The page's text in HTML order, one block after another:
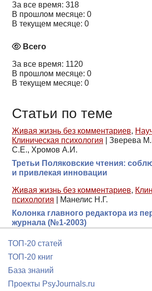
За все время: 318
В прошлом месяце: 0
В текущем месяце: 0
Всего
За все время: 1120
В прошлом месяце: 0
В текущем месяце: 0
Статьи по теме
Живая жизнь без комментариев,
Клиническая психология
Зверева
С.Е., Хромов А.И.
Третьи Поляковские чтения:
и привлекая инновации
Живая жизнь без комментариев,
психология
Манелис Н.Г.
Колонка главного редактора из
журнала (№1-2003)
ТОП-20 статей
ТОП-20 книг
База знаний
Проекты PsyJournals.ru